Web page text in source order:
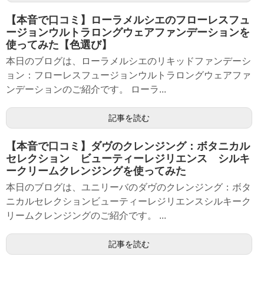
【本音で口コミ】ローラメルシエのフローレスフュ
ージョンウルトラロングウェアファンデーションを
使ってみた【色選び】
本日のブログは、ローラメルシエのリキッドファンデーシ
ョン：フローレスフュージョンウルトラロングウェアファ
ンデーションのご紹介です。 ローラ...
記事を読む
【本音で口コミ】ダヴのクレンジング：ボタニカル
セレクション ビューティーレジリエンス シルキ
ークリームクレンジングを使ってみた
本日のブログは、ユニリーバのダヴのクレンジング：ボタ
ニカルセレクションビューティーレジリエンスシルキーク
リームクレンジングのご紹介です。 ...
記事を読む